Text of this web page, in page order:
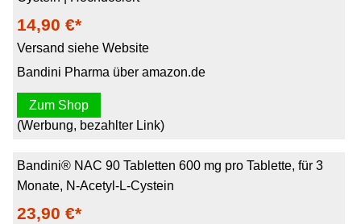
14,90 €*
Versand siehe Website
Bandini Pharma über amazon.de
Zum Shop
(Werbung, bezahlter Link)
Bandini® NAC 90 Tabletten 600 mg pro Tablette, für 3
Monate, N-Acetyl-L-Cystein
23,90 €*